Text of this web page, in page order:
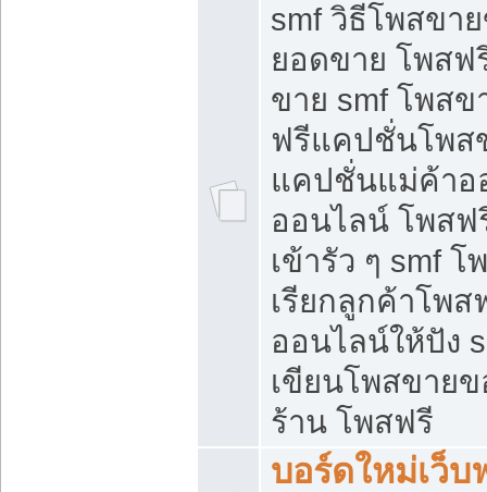
smf วิธีโพสขา
ยอดขาย โพสฟ
ขาย smf โพส
ฟรีแคปชั่นโพส
แคปชั่นแม่ค้า
ออนไลน์ โพสฟ
เข้ารัว ๆ smf
เรียกลูกค้าโพส
ออนไลน์ให้ปัง
เขียนโพสขาย
ร้าน โพสฟรี
บอร์ดใหม่เว็บ